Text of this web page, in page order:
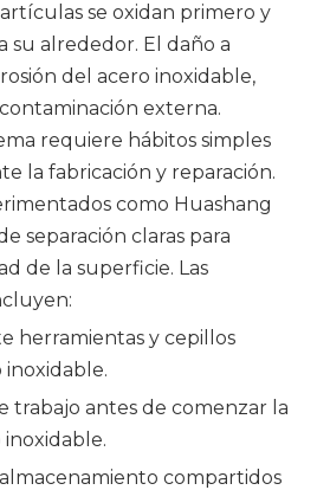
se oxidan primero y
su alrededor. El daño a
del acero inoxidable,
externa.
requiere hábitos simples
la fabricación y reparación.
como Huashang
separación claras para
de la superficie. Las
herramientas y cepillos
inoxidable.
trabajo antes de comenzar la
compartidos